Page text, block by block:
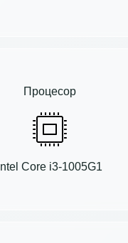
Процесор
Intel Core i3-1005G1